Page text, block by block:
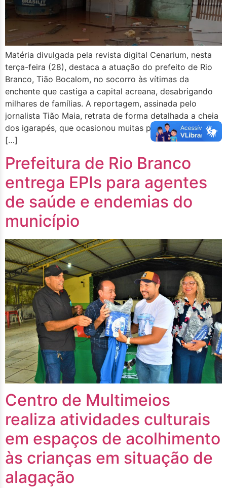
Matéria divulgada pela revista digital Cenarium, nesta
terça-feira (28), destaca a atuação do prefeito de Rio
Branco, Tião Bocalom, no socorro às vítimas da
enchente que castiga a capital acreana, desabrigando
milhares de famílias. A reportagem, assinada pelo
jornalista Tião Maia, retrata de forma detalhada a cheia
dos igarapés, que ocasionou muitas perdas materiais às
[…]
Prefeitura de Rio Branco
entrega EPIs para agentes
de saúde e endemias do
município
Centro de Multimeios
realiza atividades culturais
em espaços de acolhimento
às crianças em situação de
alagação